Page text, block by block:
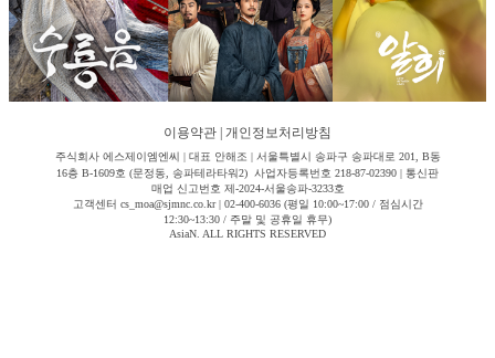
이용약관 개인정보처리방침
주식회사 에스제이엠엔씨 | 대표 안해조 | 서울특별시 송파구 송파대로 201, B동
16층 B-1609호 (문정동, 송파테라타워2) 사업자등록번호 218-87-02390 | 통신판
매업 신고번호 제-2024-서울송파-3233호
고객센터 cs_moa@sjmnc.co.kr | 02-400-6036 (평일 10:00~17:00 / 점심시간
12:30~13:30 / 주말 및 공휴일 휴무)
AsiaN. ALL RIGHTS RESERVED